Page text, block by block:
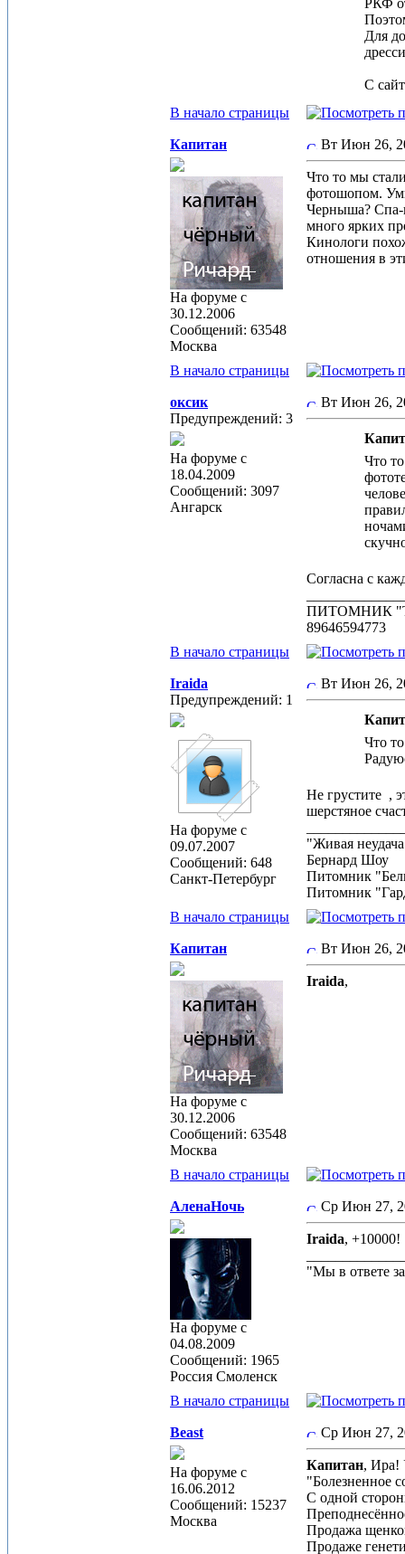
РКФ
Для
С
В начало страницы
Капитан
На форуме с
30.12.2006
Сообщений: 63548
Москва
Вт Июн 26,
Что то мы
фотошопом.
Черныша? Спа-
много ярких
Кинологи
отношения в
В начало страницы
оксик
Предупреждений: 3
На форуме с
18.04.2009
Сообщений: 3097
Ангарск
Вт Июн 26,
Что
Согласна с
ПИТОМНИК
89646594773
В начало страницы
Iraida
Предупреждений: 1
На форуме с
09.07.2007
Сообщений: 648
Санкт-Петербург
Вт Июн 26,
Что
Не грустите ,
шерстяное
"Живая
Бернард Шоу
Питомник
Питомник
В начало страницы
Капитан
На форуме с
30.12.2006
Сообщений: 63548
Москва
Вт Июн 26,
Iraida,
В начало страницы
АленаНочь
На форуме с
04.08.2009
Сообщений: 1965
Россия Смоленск
Ср Июн 27,
Iraida, +10000!
"Мы в ответе
В начало страницы
Beast
На форуме с
16.06.2012
Сообщений: 15237
Москва
Ср Июн 27,
Капитан, Ира!
"Болезненное
С одной
Продажа
Продаже